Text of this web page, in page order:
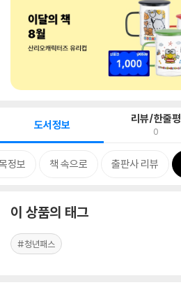
도서정보 리뷰/한줄평
0
정보 책 속으로 출판사 리뷰
이 상품의 태그
#청년패스